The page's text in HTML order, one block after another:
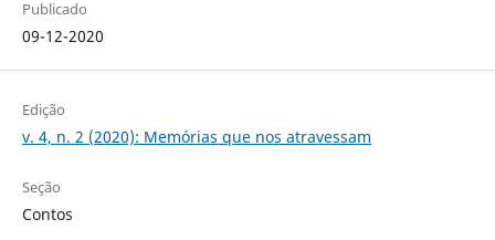
Publicado
09-12-2020
Edição
v. 4, n. 2 (2020): Memórias que nos atravessam
Seção
Contos